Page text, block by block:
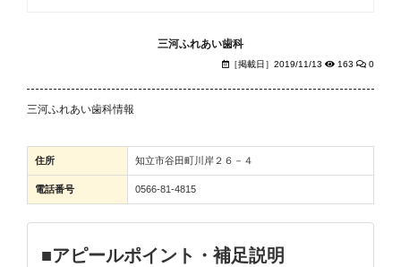
三河ふれあい歯科
［掲載日］2019/11/13 163 0
三河ふれあい歯科情報
住所 知立市谷田町川岸２６－４
電話番号 0566-81-4815
■アピールポイント・補足説明